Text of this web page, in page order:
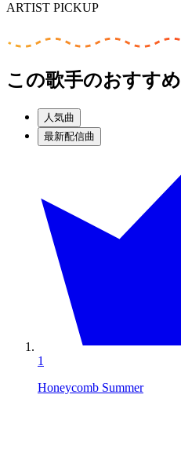
ARTIST PICKUP
この歌手のおすすめ
人気曲
最新配信曲
1
Honeycomb Summer